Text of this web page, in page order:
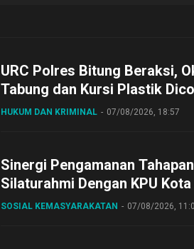
URC Polres Bitung Beraksi,
Tabung dan Kursi Plastik
HUKUM DAN KRIMINAL 07/08/2026, 18:57
Sinergi Pengamanan
Silaturahmi Dengan KPU
SOSIAL KEMASYARAKATAN 07/08/2026,